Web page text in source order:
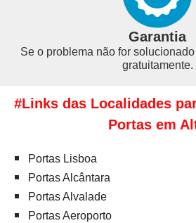
Garantia
Se o problema não for
gratuitamente.
#Links das Localidades
Portas em
Portas Lisboa
Portas Alcântara
Portas Alvalade
Portas Aeroporto